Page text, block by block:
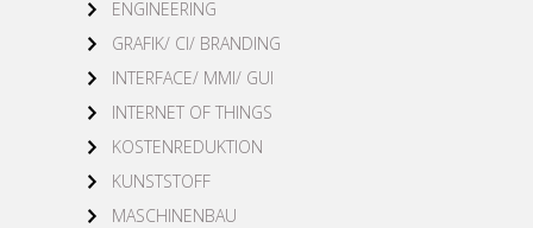
ENGINEERING
GRAFIK/ CI/ BRANDING
INTERFACE/ MMI/ GUI
INTERNET OF THINGS
KOSTENREDUKTION
KUNSTSTOFF
MASCHINENBAU